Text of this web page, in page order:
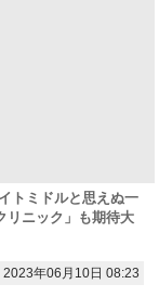
トミドルと思えぬ一
リニック」も期待大
2023年06月10日 08:23